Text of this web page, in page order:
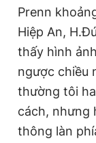
Prenn
Hiệp An,
thấy hình
ngược chiều
thường tôi
cách, nhưng
thông làn